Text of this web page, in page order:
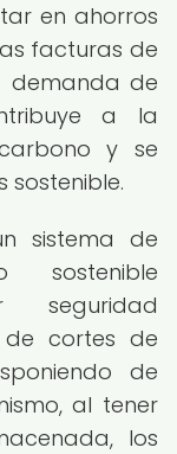
en ahorros
facturas de
demanda de
a la
y se
sostenible.
sistema de
sostenible
seguridad
cortes de
de
al tener
los